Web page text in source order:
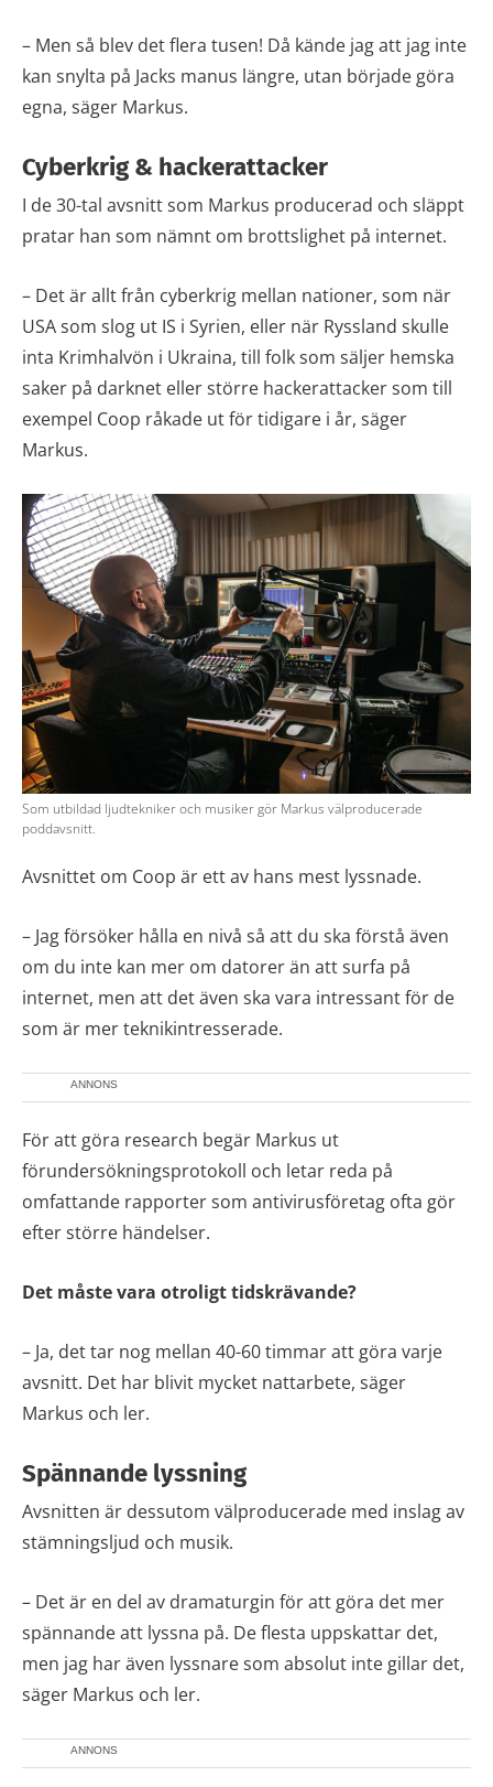
– Men så blev det flera tusen! Då kände jag att jag inte
kan snylta på Jacks manus längre, utan började göra
egna, säger Markus.
Cyberkrig & hackerattacker
I de 30-tal avsnitt som Markus producerad och släppt
pratar han som nämnt om brottslighet på internet.
– Det är allt från cyberkrig mellan nationer, som när
USA som slog ut IS i Syrien, eller när Ryssland skulle
inta Krimhalvön i Ukraina, till folk som säljer hemska
saker på darknet eller större hackerattacker som till
exempel Coop råkade ut för tidigare i år, säger
Markus.
Som utbildad ljudtekniker och musiker gör Markus välproducerade
poddavsnitt.
Avsnittet om Coop är ett av hans mest lyssnade.
– Jag försöker hålla en nivå så att du ska förstå även
om du inte kan mer om datorer än att surfa på
internet, men att det även ska vara intressant för de
som är mer teknikintresserade.
ANNONS
För att göra research begär Markus ut
förundersökningsprotokoll och letar reda på
omfattande rapporter som antivirusföretag ofta gör
efter större händelser.
Det måste vara otroligt tidskrävande?
– Ja, det tar nog mellan 40-60 timmar att göra varje
avsnitt. Det har blivit mycket nattarbete, säger
Markus och ler.
Spännande lyssning
Avsnitten är dessutom välproducerade med inslag av
stämningsljud och musik.
– Det är en del av dramaturgin för att göra det mer
spännande att lyssna på. De flesta uppskattar det,
men jag har även lyssnare som absolut inte gillar det,
säger Markus och ler.
ANNONS